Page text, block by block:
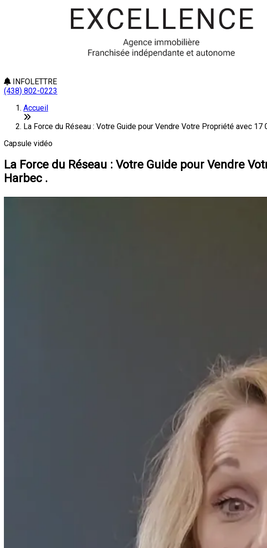
INFOLETTRE
(438) 802-0223
Accueil
La Force du Réseau : Votre Guide pour Vendre Votre Propriété avec
Capsule vidéo
La Force du Réseau : Votre Guide pour Vendre
Harbec .
d'avoir des
Donc, si vous